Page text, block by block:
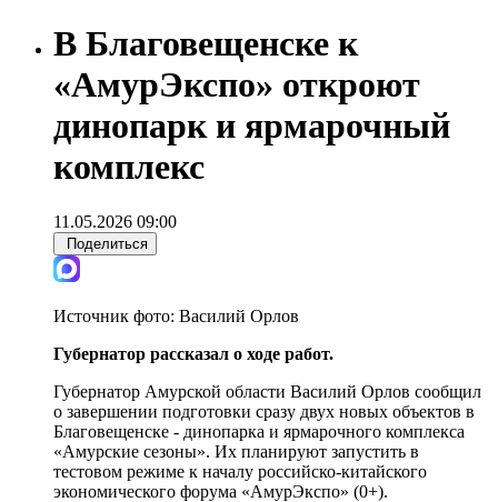
В Благовещенске к
«АмурЭкспо» откроют
динопарк и ярмарочный
комплекс
11.05.2026 09:00
Поделиться
Источник фото: Василий Орлов
Губернатор рассказал о ходе работ.
Губернатор Амурской области Василий Орлов сообщил
о завершении подготовки сразу двух новых объектов в
Благовещенске - динопарка и ярмарочного комплекса
«Амурские сезоны». Их планируют запустить в
тестовом режиме к началу российско-китайского
экономического форума «АмурЭкспо» (0+).